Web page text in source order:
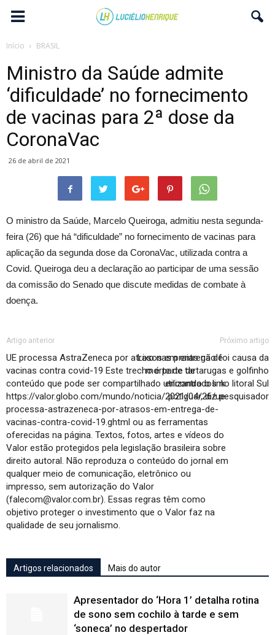
Início BRASIL
Ministro da Saúde admite
‘dificuldade’ no fornecimento
de vacinas para 2ª dose da
CoronaVac
26 de abril de 2021
O ministro da Saúde, Marcelo Queiroga, admitiu nesta segunda-
feira (26) que há “dificuldade” no fornecimento de vacinas para
aplicação da segunda dose da CoronaVac, utilizada contra a
Covid. Queiroga deu a declaração ao participar de uma sessão
da comissão do Senado que discute medidas de combate à
doença.
Artigo anterior
UE processa AstraZeneca por atrasos em entrega de
vacinas contra covid-19 Este trecho é parte de
conteúdo que pode ser compartilhado utilizando o link
https://valor.globo.com/mundo/noticia/2021/04/26/ue-
processa-astrazeneca-por-atrasos-em-entrega-de-
vacinas-contra-covid-19.ghtml ou as ferramentas
oferecidas na página. Textos, fotos, artes e vídeos do
Valor estão protegidos pela legislação brasileira sobre
direito autoral. Não reproduza o conteúdo do jornal em
qualquer meio de comunicação, eletrônico ou
impresso, sem autorização do Valor
(falecom@valor.com.br). Essas regras têm como
objetivo proteger o investimento que o Valor faz na
qualidade de seu jornalismo.
Próximo artigo
Lixo nas praias não foi causa da
morte de tartarugas e golfinho
encontrados no litoral Sul
potiguar, diz pesquisador
Artigos relacionados Mais do autor
Apresentador do ‘Hora 1’ detalha rotina
de sono sem cochilo à tarde e sem
‘soneca’ no despertador